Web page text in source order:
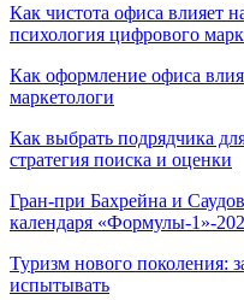
Как чистота офиса влияет
психология цифрового
Как оформление офиса
маркетологи
Как выбрать подрядчика
стратегия поиска и оценки
Гран-при Бахрейна и
календаря «Формулы-1»-
Туризм нового поколения:
испытывать